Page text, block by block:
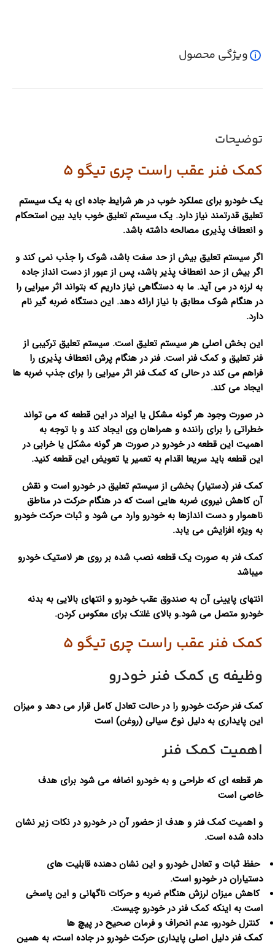
توضیحات
کمک فنر عقب راست چری تیگو 5
یک خودرو برای عملکرد خوب در هر شرایط جاده ای به یک سیستم
تعلیق قدرتمند نیاز دارد. یک سیستم تعلیق خوب باید بین استحکام
و انعطاف پذیری مصالحه داشته باشد.
اگر سیستم تعلیق بیش از حد سفت باشد، شوک را جذب نمی کند و
اگر بیش از حد انعطاف پذیر باشد، پس از عبور از دست انداز جاده
به لرزه در می آید. ما به دستگاهی نیاز داریم که بتواند اثر میرایی را
در هنگام شوک مطابق با نیاز ارائه دهد. این دستگاه ضربه گیر نام
دارد.
این بخش اصلی هر سیستم تعلیق است. سیستم تعلیق ترکیبی از
فنر تعلیق و کمک فنر است. فنر در هنگام پرش انعطاف پذیری را
فراهم می کند در حالی که کمک فنر اثر میرایی را برای جذب ضربه ها
ایجاد می کند.
در صورت وجود هر گونه مشکل یا ایراد در این قطعه که می تواند
خطراتی را برای راننده و همراهان وی ایجاد کند و با توجه به
اهمیت این قطعه در خودرو در صورت هر گونه مشکل یا خرابی در
این قطعه باید سریعا اقدام به تعمیر یا تعویض این قطعه کنید.
کمک فنر (دستیار) بخشی از سیستم تعلیق در خودرو است و نقش
آن کاهش نیروی ضربه هایی است که در هنگام حرکت در مناطق
ناهموار و دست اندازها به خودرو وارد می شود و ثبات حرکت خودرو
به ویژه افزایش می یابد.
کمک فنر به صورت یک قطعه نصب شده بر روی هر لاستیک خودرو
میباشد
انتهای پایینی آن به صندوق عقب خودرو و انتهای بالایی به بدنه
خودرو متصل می شود.و بالای غلتک برای معکوس کردن.
کمک فنر عقب راست چری تیگو 5
وظیفه ی کمک فنر خودرو
کمک فنر حرکت خودرو را در حالت تعادل کامل قرار می دهد و میزان
این پایداری به دلیل نوع سیالی (روغن) است
اهمیت کمک فنر
هر قطعه ای که طراحی و به خودرو اضافه می شود برای هدف
خاصی است
و اهمیت کمک فنر و هدف از حضور آن در خودرو در نکات زیر نشان
داده شده است.
حفظ ثبات و تعادل خودرو و این نشان دهنده قابلیت های
دستیاران در خودرو است.
کاهش میزان لرزش هنگام ضربه و حرکات ناگهانی و این پاسخی
است به اینکه کمک فنر در خودرو چیست.
کنترل خودرو، عدم انحراف و فرمان صحیح در پیچ ها
کمک فنر دلیل اصلی پایداری حرکت خودرو در جاده است، به همین
ویژگی محصول